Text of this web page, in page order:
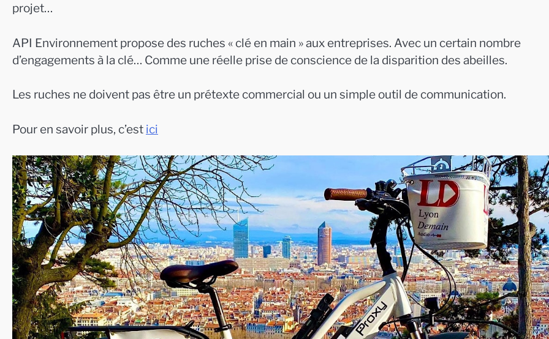
projet…
API Environnement propose des ruches « clé en main » aux entreprises. Avec un certain nombre
d’engagements à la clé… Comme une réelle prise de conscience de la disparition des abeilles.
Les ruches ne doivent pas être un prétexte commercial ou un simple outil de communication.
Pour en savoir plus, c’est ici